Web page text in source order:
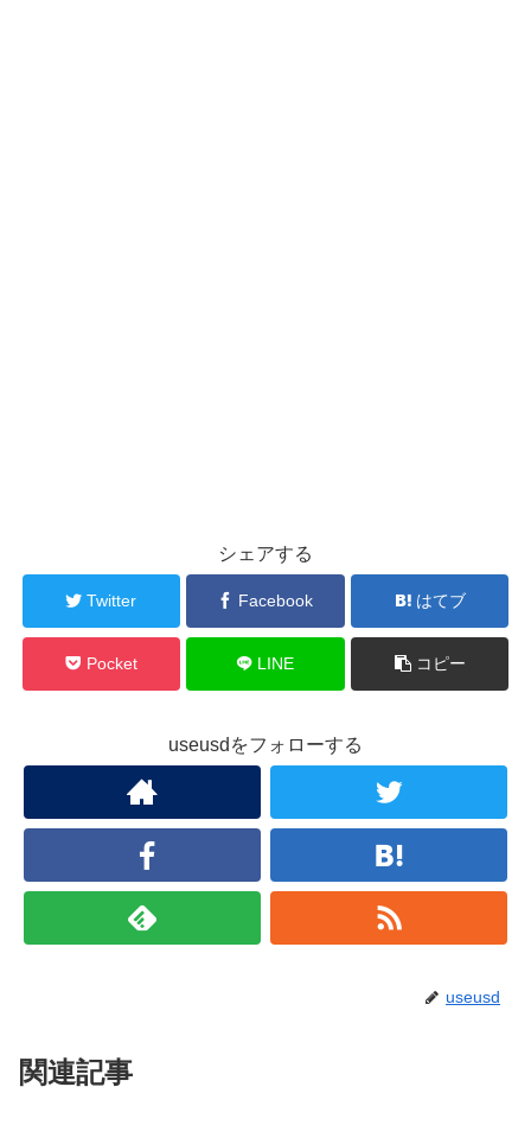
シェアする
Twitter Facebook はてブ
Pocket LINE コピー
useusdをフォローする
useusd
関連記事